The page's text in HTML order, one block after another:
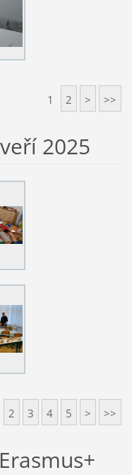
1 2 > >>
2025
2 3 4 5 > >>